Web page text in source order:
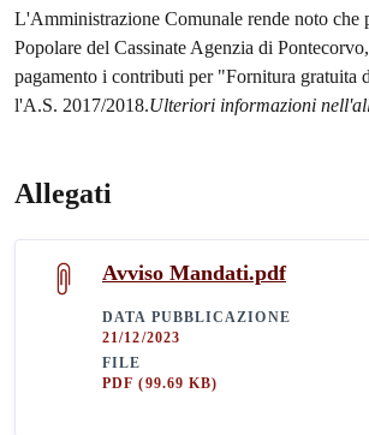
L'Amministrazione Comunale rende noto che
Popolare del Cassinate Agenzia di
pagamento i contributi per "Fornitura gratuita
l'A.S. 2017/2018.Ulteriori informazioni
Allegati
Avviso Mandati.pdf
DATA PUBBLICAZIONE
21/12/2023
FILE
PDF(99.69 KB)